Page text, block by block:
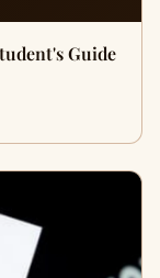
Guide